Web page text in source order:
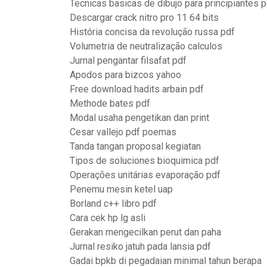
Tecnicas basicas de dibujo para principiantes
Descargar crack nitro pro 11 64 bits
História concisa da revolução russa pdf
Volumetria de neutralização calculos
Jurnal pengantar filsafat pdf
Apodos para bizcos yahoo
Free download hadits arbain pdf
Methode bates pdf
Modal usaha pengetikan dan print
Cesar vallejo pdf poemas
Tanda tangan proposal kegiatan
Tipos de soluciones bioquimica pdf
Operações unitárias evaporação pdf
Penemu mesin ketel uap
Borland c++ libro pdf
Cara cek hp lg asli
Gerakan mengecilkan perut dan paha
Jurnal resiko jatuh pada lansia pdf
Gadai bpkb di pegadaian minimal tahun berapa